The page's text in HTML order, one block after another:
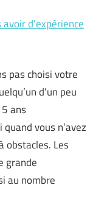
d’expérience
pas choisi votre
d’un peu
ans
vous n’avez
obstacles. Les
grande
au nombre